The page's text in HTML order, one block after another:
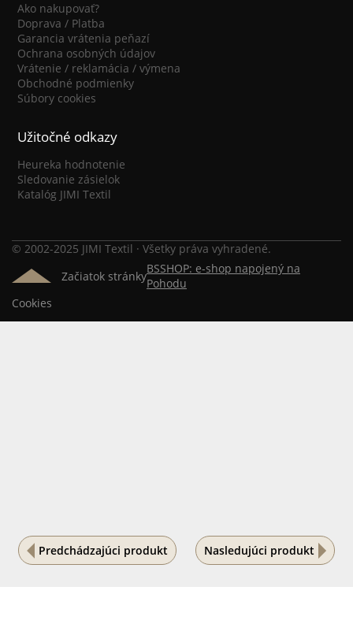
Predchádzajúci produkt Nasledujúci produkt
Ako nakupovať?
Doprava / Platba
Garancia vrátenia peňazí
Ochrana osobných údajov
Vrátenie / reklamácia / výmena
Obchodné podmienky
Súbory cookies
Užitočné odkazy
Heureka hodnotenie
Sledovanie zásielok
Katalóg JIMI Textil
© 2002-2025 JIMI Textil · Všetky práva vyhradené.
Začiatok stránkyBSSHOP: e-shop napojený na
Pohodu
Cookies